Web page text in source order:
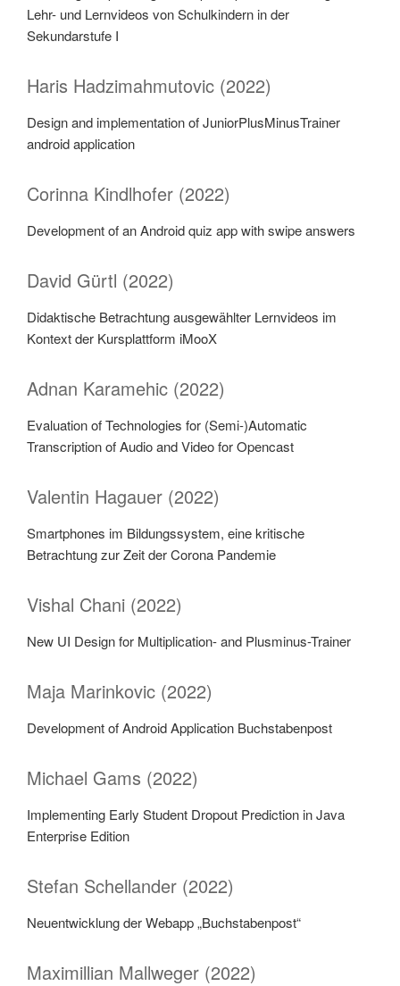
Lehr- und Lernvideos von Schulkindern in der
Sekundarstufe I
Haris Hadzimahmutovic (2022)
Design and implementation of JuniorPlusMinusTrainer
android application
Corinna Kindlhofer (2022)
Development of an Android quiz app with swipe answers
David Gürtl (2022)
Didaktische Betrachtung ausgewählter Lernvideos im
Kontext der Kursplattform iMooX
Adnan Karamehic (2022)
Evaluation of Technologies for (Semi-)Automatic
Transcription of Audio and Video for Opencast
Valentin Hagauer (2022)
Smartphones im Bildungssystem, eine kritische
Betrachtung zur Zeit der Corona Pandemie
Vishal Chani (2022)
New UI Design for Multiplication- and Plusminus-Trainer
Maja Marinkovic (2022)
Development of Android Application Buchstabenpost
Michael Gams (2022)
Implementing Early Student Dropout Prediction in Java
Enterprise Edition
Stefan Schellander (2022)
Neuentwicklung der Webapp „Buchstabenpost“
Maximillian Mallweger (2022)